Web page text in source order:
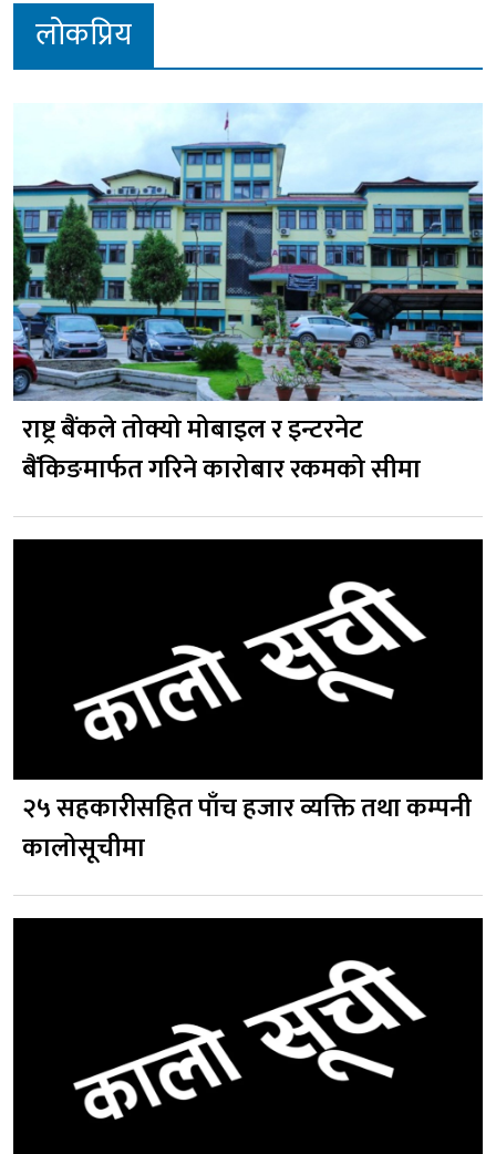
लोकप्रिय
राष्ट्र बैंकले तोक्यो मोबाइल र इन्टरनेट
बैंकिङमार्फत गरिने कारोबार रकमको सीमा
२५ सहकारीसहित पाँच हजार व्यक्ति तथा कम्पनी
कालोसूचीमा